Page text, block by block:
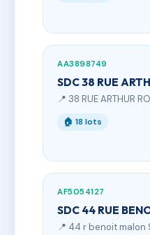
AA3898749
SDC 38 RUE
📍 38 RUE ARTHUR
🏠 18 lots
AF5054127
SDC 44 RUE
📍 44 r benoit